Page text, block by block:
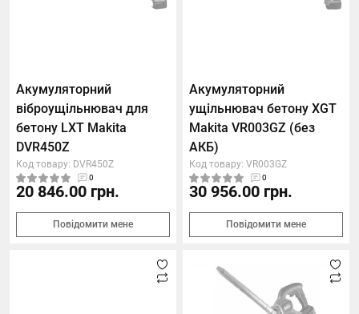
Акумуляторний
віброущільнювач для
бетону LXT Makita
DVR450Z
Код товару: DVR450Z
0
20 846.00 грн.
Повідомити мене
Акумуляторний
ущільнювач бетону XGT
Makita VR003GZ (без
АКБ)
Код товару: VR003GZ
0
30 956.00 грн.
Повідомити мене